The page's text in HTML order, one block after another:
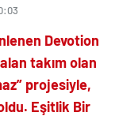
Devotion
takım olan
projesiyle,
Eşitlik Bir